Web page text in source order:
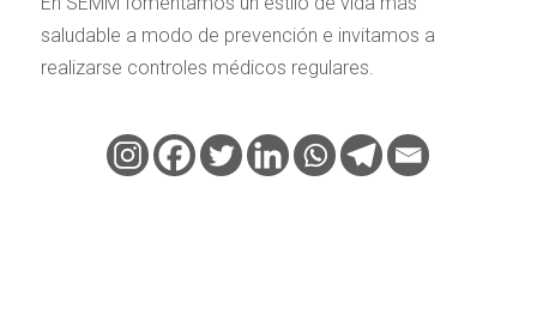
saludable a modo de prevención e invitamos a
realizarse controles médicos regulares.